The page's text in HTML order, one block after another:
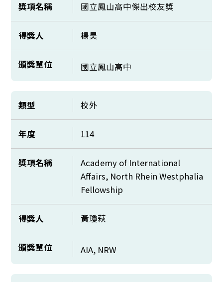
獎項名稱 國立鳳山高中傑出校友獎
得獎人 楊昊
頒獎單位 國立鳳山高中
類型 校外
年度 114
獎項名稱
Academy of International
Affairs, North Rhein Westphalia
Fellowship
得獎人 黃瓊萩
頒獎單位 AIA, NRW